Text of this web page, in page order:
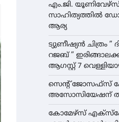
എം.ജി.
സാഹിത്യത്തിൽ
ആര്യ
ട്യുണീഷ്യൻ ചിത്രം
റജബ് ”
ആഗസ്റ്റ് 7
സെന്റ് ജോസഫ്സ്
അസോസിയേഷന്
കോമേഴ്സ്